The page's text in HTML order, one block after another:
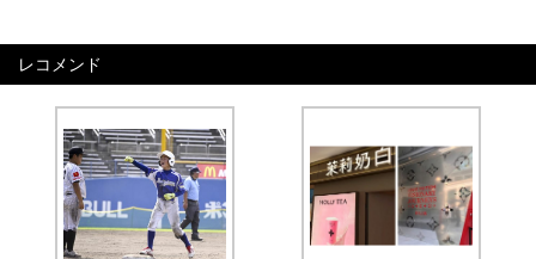
レコメンド